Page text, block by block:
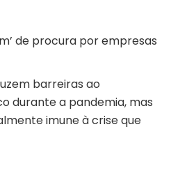
de procura por empresas
barreiras ao
durante a pandemia, mas
imune à crise que